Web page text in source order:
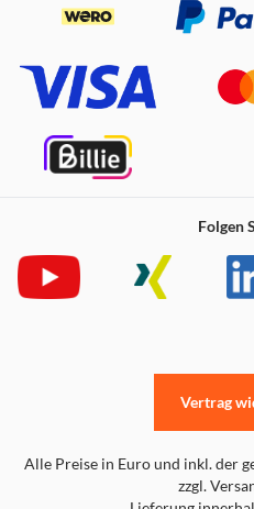
Folgen
Alle Preise in Euro und inkl. der
zzgl.
Vertrag